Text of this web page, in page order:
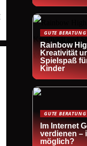
GUTE BERATUNG
Rainbow
Kreativität
Spielspaß
Kinder
GUTE BERATUNG
Im Internet
verdienen –
möglich?